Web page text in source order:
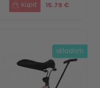
15.79 €
skladom